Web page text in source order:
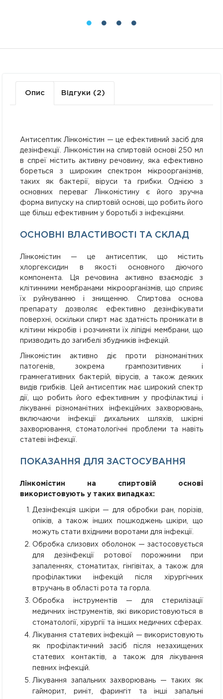
Опис Відгуки (2)
Антисептик Лінкомістин — це ефективний засіб для
дезінфекції. Лінкомістин на спиртовій основі 250 мл
в спреї містить активну речовину, яка ефективно
бореться з широким спектром мікроорганізмів,
таких як бактерії, віруси та грибки. Однією з
основних переваг Лінкомістину є його зручна
форма випуску на спиртовій основі, що робить його
ще більш ефективним у боротьбі з інфекціями.
ОСНОВНІ ВЛАСТИВОСТІ ТА СКЛАД
Лінкомістин — це антисептик, що містить
хлоргексидин в якості основного діючого
компонента. Ця речовина активно взаємодіє з
клітинними мембранами мікроорганізмів, що сприяє
їх руйнуванню і знищенню. Спиртова основа
препарату дозволяє ефективно дезінфікувати
поверхні, оскільки спирт має здатність проникати в
клітини мікробів і розчиняти їх ліпідні мембрани, що
призводить до загибелі збудників інфекцій.
Лінкомістин активно діє проти різноманітних
патогенів, зокрема грампозитивних і
грамнегативних бактерій, вірусів, а також деяких
видів грибків. Цей антисептик має широкий спектр
дії, що робить його ефективним у профілактиці і
лікуванні різноманітних інфекційних захворювань,
включаючи інфекції дихальних шляхів, шкірні
захворювання, стоматологічні проблеми та навіть
статеві інфекції.
ПОКАЗАННЯ ДЛЯ ЗАСТОСУВАННЯ
Лінкомістин на спиртовій основі
використовують у таких випадках:
Дезінфекція шкіри — для обробки ран, порізів,
опіків, а також інших пошкоджень шкіри, що
можуть стати вхідними воротами для інфекції.
Обробка слизових оболонок — застосовується
для дезінфекції ротової порожнини при
запаленнях, стоматитах, гінгівітах, а також для
профілактики інфекцій після хірургічних
втручань в області рота та горла.
Обробка інструментів — для стерилізації
медичних інструментів, які використовуються в
стоматології, хірургії та інших медичних сферах.
Лікування статевих інфекцій — використовують
як профілактичний засіб після незахищених
статевих контактів, а також для лікування
певних інфекцій.
Лікування запальних захворювань — таких як
гайморит, риніт, фарингіт та інші запальні